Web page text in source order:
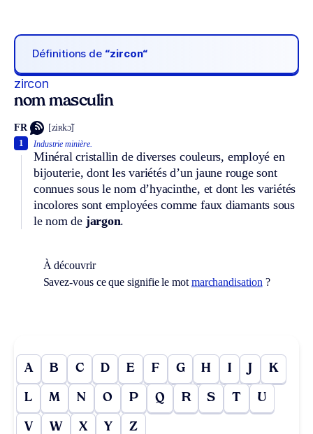
Définitions de “zircon“
zircon
nom masculin
FR [ziʀkɔ̃]
Industrie minière.
Minéral cristallin de diverses couleurs, employé en
bijouterie, dont les variétés d’un jaune rouge sont
connues sous le nom d’hyacinthe, et dont les variétés
incolores sont employées comme faux diamants sous
le nom de jargon.
1
À découvrir
Savez-vous ce que signifie le mot marchandisation ?
A B C D E F G H I J K
L M N O P Q R S T U
V W X Y Z